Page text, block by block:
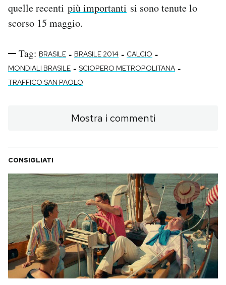
quelle recenti più importanti si sono tenute lo
scorso 15 maggio.
Tag: BRASILE - BRASILE 2014 - CALCIO -
MONDIALI BRASILE - SCIOPERO METROPOLITANA -
TRAFFICO SAN PAOLO
Mostra i commenti
CONSIGLIATI